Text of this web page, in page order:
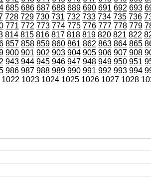
685 686 687 688 689 690 691 692 693
728 729 730 731 732 733 734 735 736
771 772 773 774 775 776 777 778 779
814 815 816 817 818 819 820 821 822
857 858 859 860 861 862 863 864 865
900 901 902 903 904 905 906 907 908
943 944 945 946 947 948 949 950 951
986 987 988 989 990 991 992 993 994
1022 1023 1024 1025 1026 1027 1028